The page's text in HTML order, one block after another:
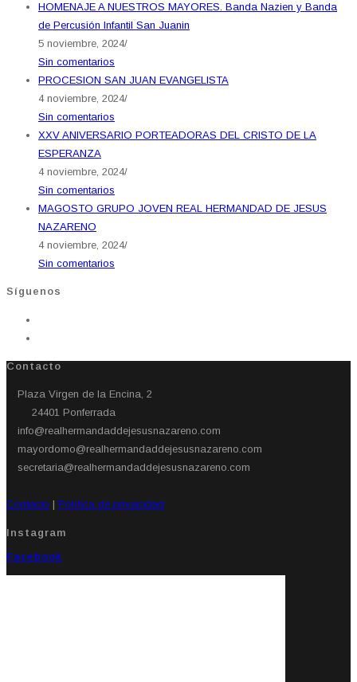
HOMENAJE A NUESTROS MAYORES. Banda Nazien y Banda
de Percusión Infantil San Juanin
5 noviembre, 2024/
Sin comentarios
PROCESION SAN JUAN EVANGELISTA
4 noviembre, 2024/
Sin comentarios
XXV ANIVERSARIO PORTEADORAS DEL CRISTO DE LA
ESPERANZA
4 noviembre, 2024/
Sin comentarios
MAGOSTO GRUPO JOVEN REAL HERMANDAD DE JESUS
NAZARENO
4 noviembre, 2024/
Sin comentarios
Síguenos
Contacto
Plaza Virgen de la Encina, 2
24401 Ponferrada​
info@realhermandaddejesusnazareno.com
mayordomo@realhermandaddejesusnazareno.com
secretaria@realhermandaddejesusnazareno.com
Contacto | Política de privacidad
Instagram
Facebook